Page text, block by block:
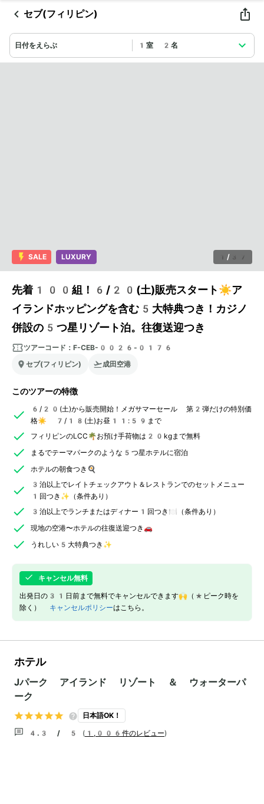
セブ(フィリピン)
日付をえらぶ 1室 2名
1 / 37
SALE LUXURY
先着100組！6/20(土)販売スタート☀️ア
イランドホッピングを含む5大特典つき！カジノ
併設の5つ星リゾート泊。往復送迎つき
ツアーコード： F-CEB-0026-0176
セブ(フィリピン)
成田空港
このツアーの特徴
6/20(土)から販売開始！メガサマーセール 第2弾だけの特別価
格☀️ 7/18(土)お昼11:59まで
フィリピンのLCC🌴お預け手荷物は20kgまで無料
まるでテーマパークのような5つ星ホテルに宿泊
ホテルの朝食つき🍳
3泊以上でレイトチェックアウト＆レストランでのセットメニュー
1回つき✨（条件あり）
3泊以上でランチまたはディナー1回つき🍽️（条件あり）
現地の空港〜ホテルの往復送迎つき🚗
うれしい5大特典つき✨
キャンセル無料
出発日の31日前まで無料でキャンセルできます🙌（*ピーク時を
除く） キャンセルポリシーはこちら。
ホテル
Jパーク アイランド リゾート ＆ ウォーターパ
ーク
日本語OK！
4.3 / 5 ( 1,006件のレビュー)